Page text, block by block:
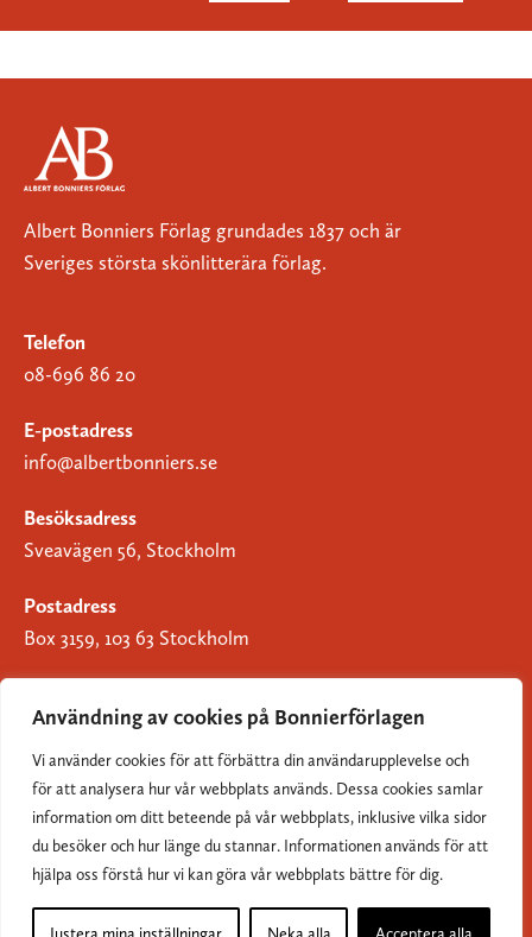
Användning av cookies på Bonnierförlagen
Vi använder cookies för att förbättra din användarupplevelse och
för att analysera hur vår webbplats används. Dessa cookies samlar
information om ditt beteende på vår webbplats, inklusive vilka sidor
du besöker och hur länge du stannar. Informationen används för att
hjälpa oss förstå hur vi kan göra vår webbplats bättre för dig.
Albert Bonniers Förlag grundades 1837 och är
Sveriges största skönlitterära förlag.
Telefon
08-696 86 20
E-postadress
info@albertbonniers.se
Besöksadress
Sveavägen 56, Stockholm
Postadress
Box 3159, 103 63 Stockholm
Om Bonnierförlagen
Cookies
Integritetspolicy